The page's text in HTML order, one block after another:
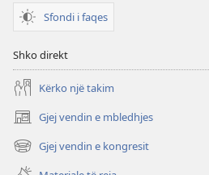
Sfondi i faqes
Shko direkt
Kërko një takim
Gjej vendin e mbledhjes
(hap
dritare
të
re)
Gjej vendin e kongresit
(hap
dritare